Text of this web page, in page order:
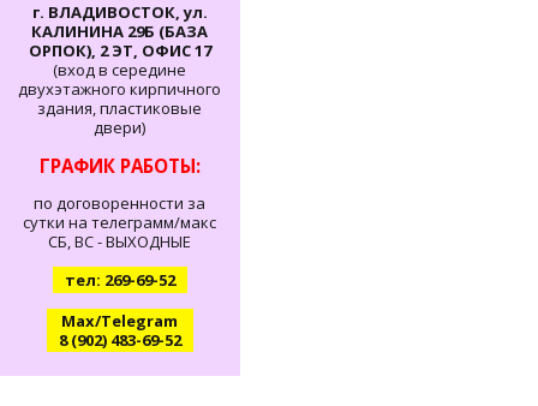
г. ВЛАДИВОСТОК, ул.
КАЛИНИНА 29Б (БАЗА
ОРПОК), 2 ЭТ, ОФИС 17
(вход в середине
двухэтажного кирпичного
здания, пластиковые
двери)
ГРАФИК РАБОТЫ:
по договоренности за
сутки на телеграмм/макс
СБ, ВС - ВЫХОДНЫЕ
тел: 269-69-52
Max/Telegram
8 (902) 483-69-52